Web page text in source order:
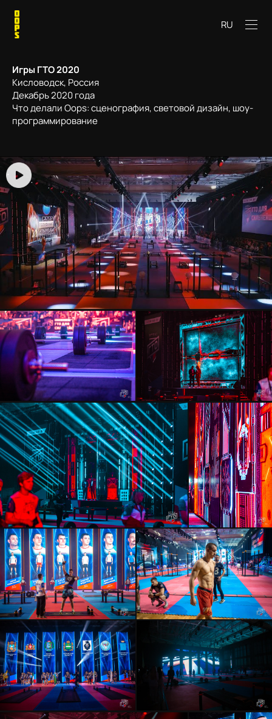
RU
Игры ГТО 2020
Кисловодск, Россия
Декабрь 2020 года
Что делали Oops: сценография, световой дизайн, шоу-
программирование